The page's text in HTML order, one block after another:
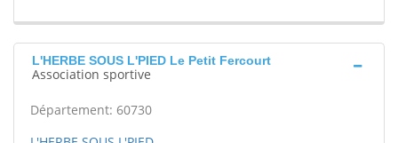
L'HERBE SOUS L'PIED Le Petit Fercourt
Association sportive
Département: 60730